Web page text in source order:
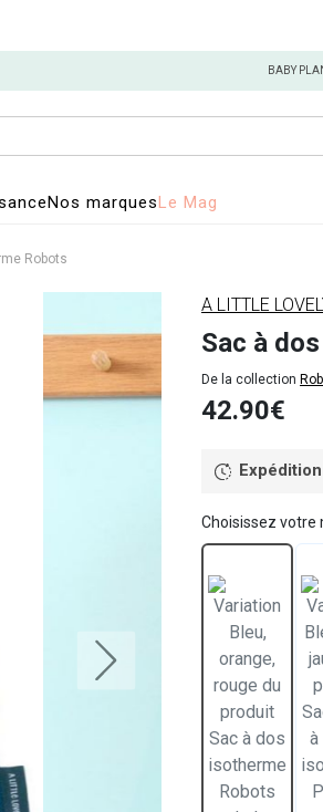
BABY
Nos marquesLe Mag
Robots
A LITTLE
Sac à
De la collection
42.90€
Choisissez votre